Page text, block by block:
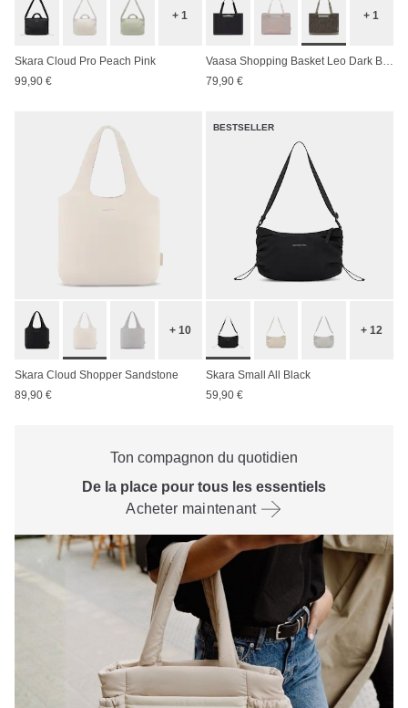
+ 1
Skara Cloud Pro Peach Pink
99,90 €
+ 1
79,90 €
+ 10
Skara Cloud Shopper Sandstone
89,90 €
BESTSELLER
+ 12
Skara Small All Black
59,90 €
Ton compagnon du quotidien
De la place pour tous les essentiels
Acheter maintenant